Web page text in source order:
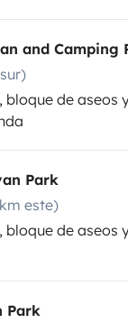
and Camping
de aseos
Park
este)
de aseos
Park